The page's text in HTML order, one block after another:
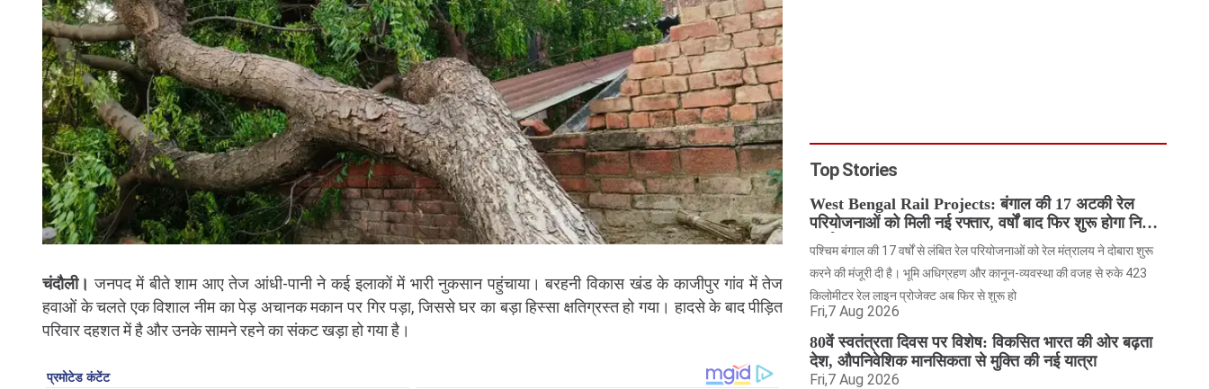
चंदौली।जनपद में बीते शाम आए तेज आंधी-पानी ने कई इलाकों में भारी नुकसान पहुंचाया। बरहनी विकास खंड के काजीपुर गांव में तेज
हवाओं के चलते एक विशाल नीम का पेड़ अचानक मकान पर गिर पड़ा, जिससे घर का बड़ा हिस्सा क्षतिग्रस्त हो गया। हादसे के बाद पीड़ित
परिवार दहशत में है और उनके सामने रहने का संकट खड़ा हो गया है।
Top Stories
West Bengal Rail Projects: बंगाल की 17 अटकी रेल
परियोजनाओं को मिली नई रफ्तार, वर्षों बाद फिर शुरू होगा निर्माण
कार्य
पश्चिम बंगाल की 17 वर्षों से लंबित रेल परियोजनाओं को रेल मंत्रालय ने दोबारा शुरू
करने की मंजूरी दी है। भूमि अधिग्रहण और कानून-व्यवस्था की वजह से रुके 423
किलोमीटर रेल लाइन प्रोजेक्ट अब फिर से शुरू हो
Fri,7 Aug 2026
80वें स्वतंत्रता दिवस पर विशेष: विकसित भारत की ओर बढ़ता
देश, औपनिवेशिक मानसिकता से मुक्ति की नई यात्रा
Fri,7 Aug 2026